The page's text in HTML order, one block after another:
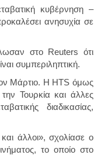
κυβέρνηση –
ανησυχία σε
στο Reuters ότι
συμπεριληπτική.
Μάρτιο. Η HTS όμως
Τουρκία και άλλες
διαδικασίας,
άλλοι», σχολίασε ο
το οποίο στο